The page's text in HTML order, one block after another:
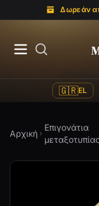
Δωρεάν
🇬🇷EL
Αρχική
Επιγονάτια
μεταξοτυπίας